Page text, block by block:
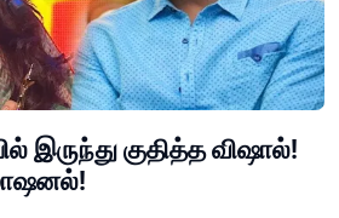
இருந்து குதித்த விஷால்!